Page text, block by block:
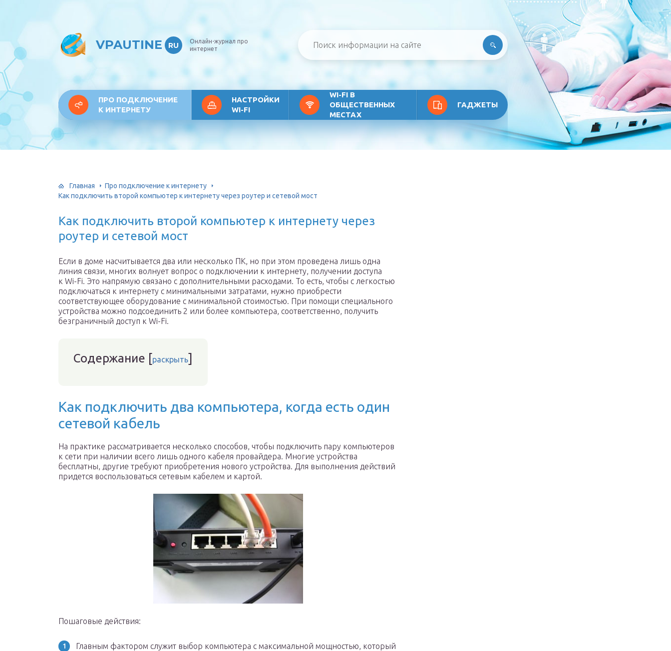
VPAUTINE RU
Онлайн-журнал про
интернет
ПРО ПОДКЛЮЧЕНИЕ
К ИНТЕРНЕТУ
НАСТРОЙКИ
WI-FI
WI-FI В
ОБЩЕСТВЕННЫХ
МЕСТАХ
ГАДЖЕТЫ
Главная
Про подключение к интернету
Как подключить второй компьютер к интернету через роутер и сетевой мост
Как подключить второй компьютер к интернету через
роутер и сетевой мост
Если в доме насчитывается два или несколько ПК, но при этом проведена лишь одна
линия связи, многих волнует вопрос о подключении к интернету, получении доступа
к Wi-Fi. Это напрямую связано с дополнительными расходами. То есть, чтобы с легкостью
подключаться к интернету с минимальными затратами, нужно приобрести
соответствующее оборудование с минимальной стоимостью. При помощи специального
устройства можно подсоединить 2 или более компьютера, соответственно, получить
безграничный доступ к Wi-Fi.
Содержание [раскрыть]
Как подключить два компьютера, когда есть один
сетевой кабель
На практике рассматривается несколько способов, чтобы подключить пару компьютеров
к сети при наличии всего лишь одного кабеля провайдера. Многие устройства
бесплатны, другие требуют приобретения нового устройства. Для выполнения действий
придется воспользоваться сетевым кабелем и картой.
Пошаговые действия:
Главным фактором служит выбор компьютера с максимальной мощностью, который